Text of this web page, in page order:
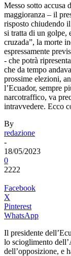
Messo sotto accusa
maggioranza – il
risposto chiudendo
si tratta di un golpe,
cruzada”, la morte
espressamente
- che potrà
che da tempo
prossime elezioni,
l’Ecuador, sempre
narcotraffico, va
intravvedere. Ecco
By
redazione
-
18/05/2023
0
2222
Facebook
X
Pinterest
WhatsApp
Il presidente
lo scioglimento
dell’opposizione, e